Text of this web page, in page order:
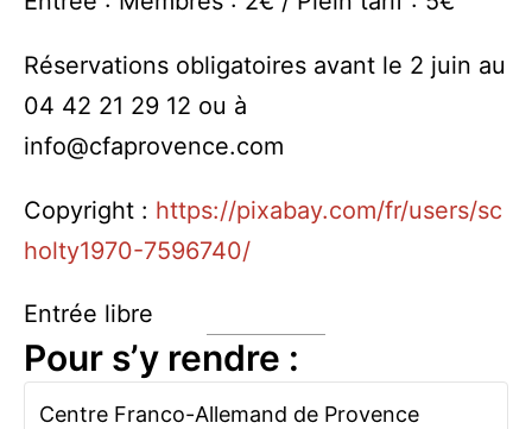
Réservations obligatoires avant le 2 juin au
04 42 21 29 12 ou à
info@cfaprovence.com
Copyright : https://pixabay.com/fr/users/sc
holty1970-7596740/
Entrée libre
Pour s’y rendre :
Centre Franco-Allemand de Provence